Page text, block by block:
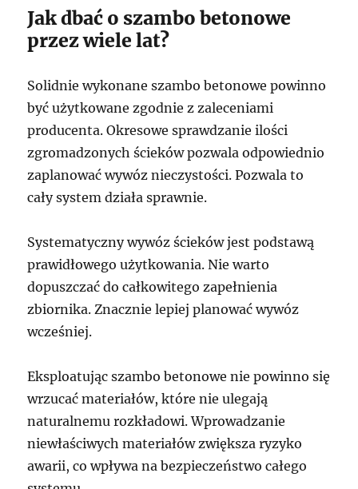
Jak dbać o szambo betonowe
przez wiele lat?
Solidnie wykonane szambo betonowe powinno
być użytkowane zgodnie z zaleceniami
producenta. Okresowe sprawdzanie ilości
zgromadzonych ścieków pozwala odpowiednio
zaplanować wywóz nieczystości. Pozwala to
cały system działa sprawnie.
Systematyczny wywóz ścieków jest podstawą
prawidłowego użytkowania. Nie warto
dopuszczać do całkowitego zapełnienia
zbiornika. Znacznie lepiej planować wywóz
wcześniej.
Eksploatując szambo betonowe nie powinno się
wrzucać materiałów, które nie ulegają
naturalnemu rozkładowi. Wprowadzanie
niewłaściwych materiałów zwiększa ryzyko
awarii, co wpływa na bezpieczeństwo całego